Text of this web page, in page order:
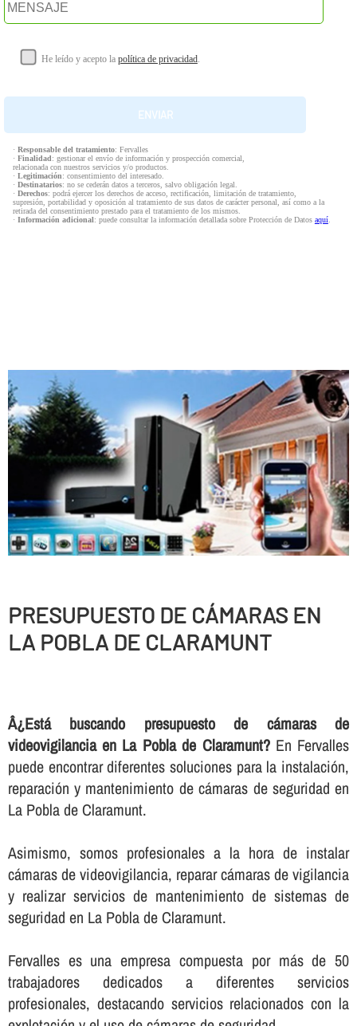
He leído y acepto la política de privacidad.
· Responsable del tratamiento: Fervalles
· Finalidad: gestionar el envío de información y prospección comercial,
relacionada con nuestros servicios y/o productos.
· Legitimación: consentimiento del interesado.
· Destinatarios: no se cederán datos a terceros, salvo obligación legal.
· Derechos: podrá ejercer los derechos de acceso, rectificación, limitación de tratamiento,
supresión, portabilidad y oposición al tratamiento de sus datos de carácter personal, así como a la
retirada del consentimiento prestado para el tratamiento de los mismos.
· Información adicional: puede consultar la información detallada sobre Protección de Datos aquí.
PRESUPUESTO DE CÁMARAS EN
LA POBLA DE CLARAMUNT
Â¿Está buscando presupuesto de cámaras de
videovigilancia en La Pobla de Claramunt?En Fervalles
puede encontrar diferentes soluciones para la instalación,
reparación y mantenimiento de cámaras de seguridad en
La Pobla de Claramunt.
Asimismo, somos profesionales a la hora de instalar
cámaras de videovigilancia, reparar cámaras de vigilancia
y realizar servicios de mantenimiento de sistemas de
seguridad en La Pobla de Claramunt.
Fervalles es una empresa compuesta por más de 50
trabajadores dedicados a diferentes servicios
profesionales, destacando servicios relacionados con la